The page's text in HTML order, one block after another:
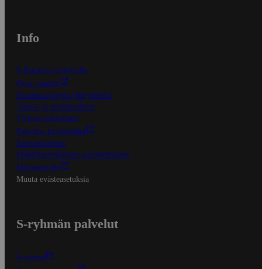
Info
S-Business yrityksille
Oiva-raportit
Osuuskauppojen yhteystiedot
Tilaus- ja toimitusehdot
Tietosuojakäytäntö
Palvelun käyttöehdot
Saavutettavuus
Mobiilisovelluksen saavutettavuus
Mainostajalle
Muuta evästeasetuksia
S-ryhmän palvelut
S-ryhmä